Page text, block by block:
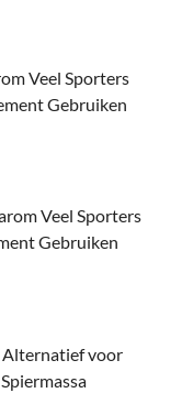
Veel Sporters
Gebruiken
Veel Sporters
Gebruiken
Alternatief voor